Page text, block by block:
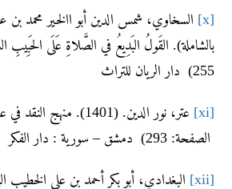
[x]
بالشاملة). القَولُ البَدِيعُ في الصَّلاةِ عَلَى
255) دار الريان للتراث
[xi]
عتر، نور الدين. (1401).
الصفحة: 293) دمشق – سورية : دار الفكر
[xii]